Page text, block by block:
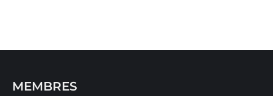
MEMBRES